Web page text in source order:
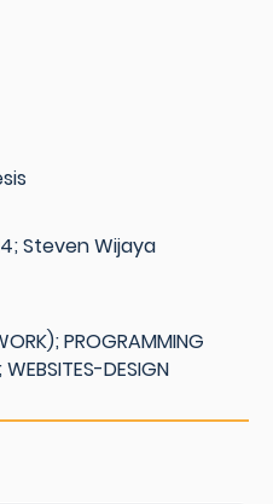
Steven Wijaya
PROGRAMMING
DESIGN